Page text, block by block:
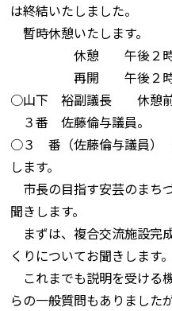
は終結いたしました。
暫時休憩いたします。
休憩 午後２時
再開 午後２時
○山下 裕副議長 休憩前に
３番 佐藤倫与議員。
○３ 番（佐藤倫与議員）
します。
市長の目指す安芸のまち
聞きします。
まずは、複合交流施設完
くりについてお聞きします。
これまでも説明を受ける
らの一般質問もありました